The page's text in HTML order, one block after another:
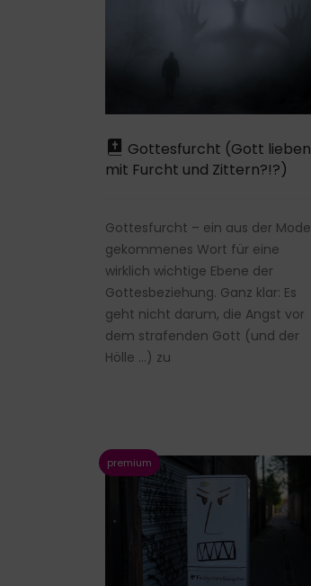
Gottesfurcht (Gott lieben
mit Furcht und Zittern?!?)
Gottesfurcht – ein aus der Mode
gekommenes Wort für eine
wirklich wichtige Ebene der
Gottesbeziehung. Ganz klar: Es
geht nicht darum, die Angst vor
dem strafenden Gott (und der
Hölle …) zu